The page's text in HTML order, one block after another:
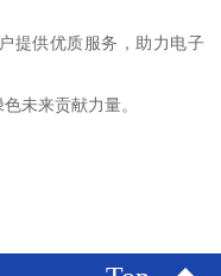
提供优质服务，助力电子
未来贡献力量。